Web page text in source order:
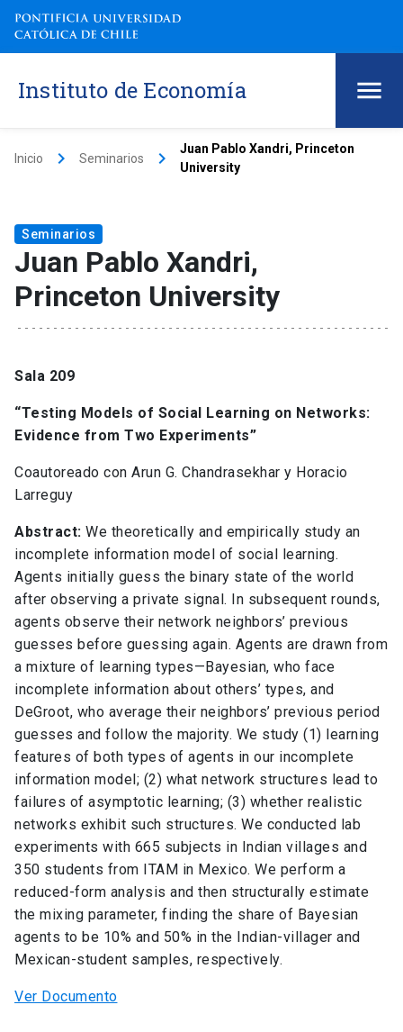
Instituto de Economía
Inicio keyboard_arrow_right Seminarios keyboard_arrow_right
Juan Pablo Xandri, Princeton
University
Seminarios
Juan Pablo Xandri,
Princeton University
Sala 209
“Testing Models of Social Learning on Networks:
Evidence from Two Experiments”
Coautoreado con Arun G. Chandrasekhar y Horacio
Larreguy
Abstract: We theoretically and empirically study an
incomplete information model of social learning.
Agents initially guess the binary state of the world
after observing a private signal. In subsequent rounds,
agents observe their network neighbors’ previous
guesses before guessing again. Agents are drawn from
a mixture of learning types—Bayesian, who face
incomplete information about others’ types, and
DeGroot, who average their neighbors’ previous period
guesses and follow the majority. We study (1) learning
features of both types of agents in our incomplete
information model; (2) what network structures lead to
failures of asymptotic learning; (3) whether realistic
networks exhibit such structures. We conducted lab
experiments with 665 subjects in Indian villages and
350 students from ITAM in Mexico. We perform a
reduced-form analysis and then structurally estimate
the mixing parameter, finding the share of Bayesian
agents to be 10% and 50% in the Indian-villager and
Mexican-student samples, respectively.
Ver Documento